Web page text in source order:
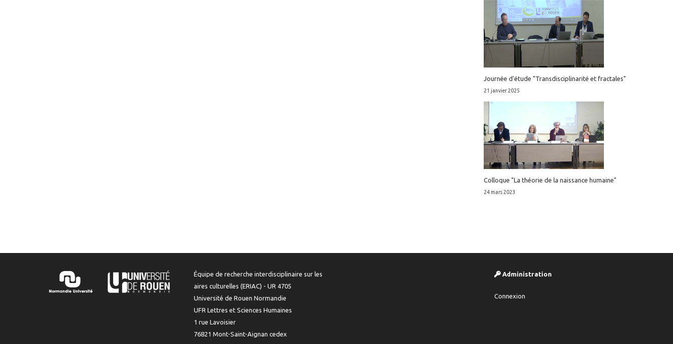
Journée d'étude "Transdisciplinarité et fractales"
21 janvier 2025
Colloque "La théorie de la naissance humaine"
24 mars 2023
Équipe de recherche interdisciplinaire sur les
aires culturelles (ERIAC) - UR 4705
Université de Rouen Normandie
UFR Lettres et Sciences Humaines
1 rue Lavoisier
76821 Mont-Saint-Aignan cedex
Administration
Connexion